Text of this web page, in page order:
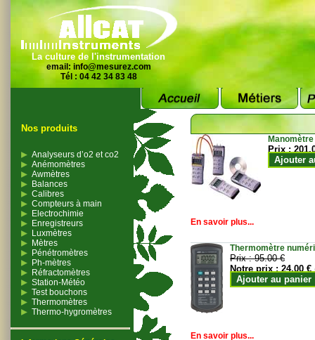
La culture de l'instrumentation
email: info@mesurez.com
Tél : 04 42 34 83 48
Nos produits
Analyseurs d’o2 et co2
Anémomètres
Awmètres
Balances
Calibres
Compteurs à main
Electrochimie
Enregistreurs
Luxmètres
Mètres
Pénétromètres
Ph-mètres
Réfractomètres
Station-Météo
Test bouchons
Thermomètres
Thermo-hygromètres
Prix :
Ajouter
En savoir plus...
Thermomètre
Prix :95.00 €
Notre prix :24.00 €
Ajouter au panier
En savoir plus...